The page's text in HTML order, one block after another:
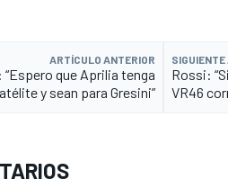
ARTÍCULO ANTERIOR
que Aprilia tenga
y sean para Gresini”
Rossi:
VR46